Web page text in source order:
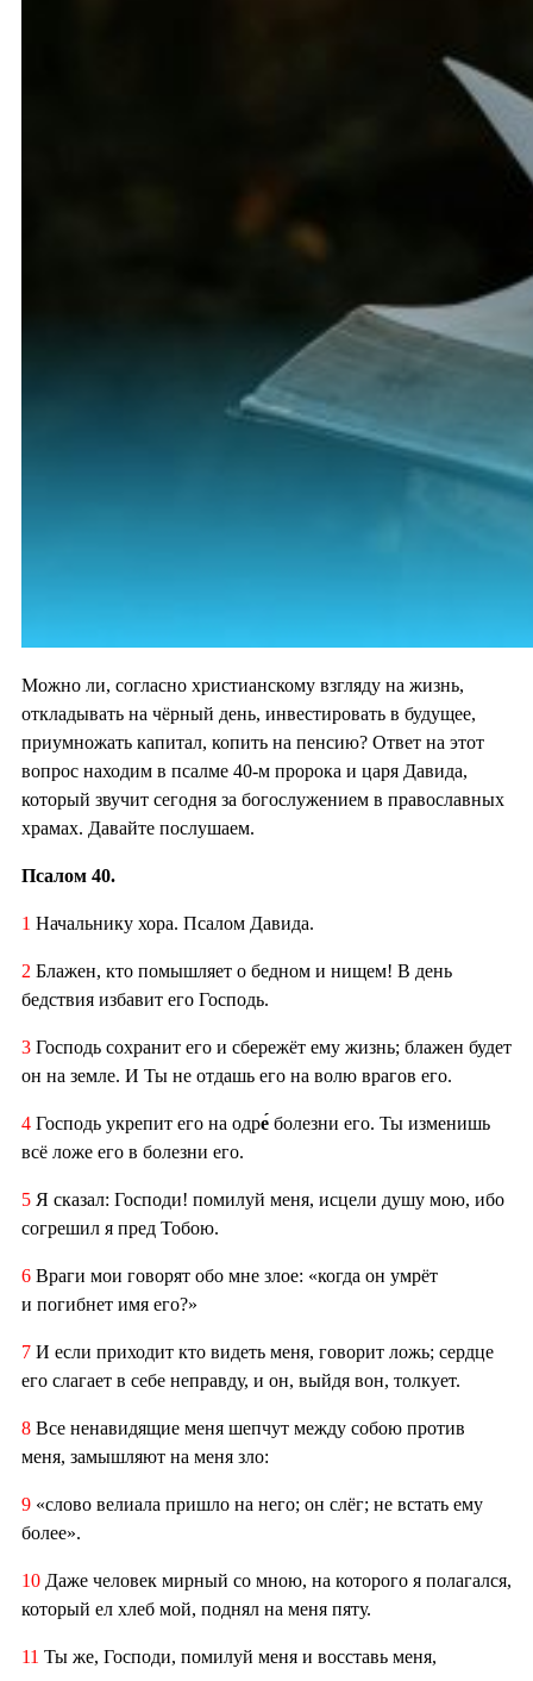
Можно ли, согласно христианскому взгляду на жизнь,
откладывать на чёрный день, инвестировать в будущее,
приумножать капитал, копить на пенсию? Ответ на этот
вопрос находим в псалме 40-м пророка и царя Давида,
который звучит сегодня за богослужением в православных
храмах. Давайте послушаем.
Псалом 40.
1 Начальнику хора. Псалом Давида.
2 Блажен, кто помышляет о бедном и нищем! В день
бедствия избавит его Господь.
3 Господь сохранит его и сбережёт ему жизнь; блажен будет
он на земле. И Ты не отдашь его на волю врагов его.
4 Господь укрепит его на одре́ болезни его. Ты изменишь
всё ложе его в болезни его.
5 Я сказал: Господи! помилуй меня, исцели душу мою, ибо
согрешил я пред Тобою.
6 Враги мои говорят обо мне злое: «когда он умрёт
и погибнет имя его?»
7 И если приходит кто видеть меня, говорит ложь; сердце
его слагает в себе неправду, и он, выйдя вон, толкует.
8 Все ненавидящие меня шепчут между собою против
меня, замышляют на меня зло:
9 «слово велиала пришло на него; он слёг; не встать ему
более».
10 Даже человек мирный со мною, на которого я полагался,
который ел хлеб мой, поднял на меня пяту.
11 Ты же, Господи, помилуй меня и восставь меня,